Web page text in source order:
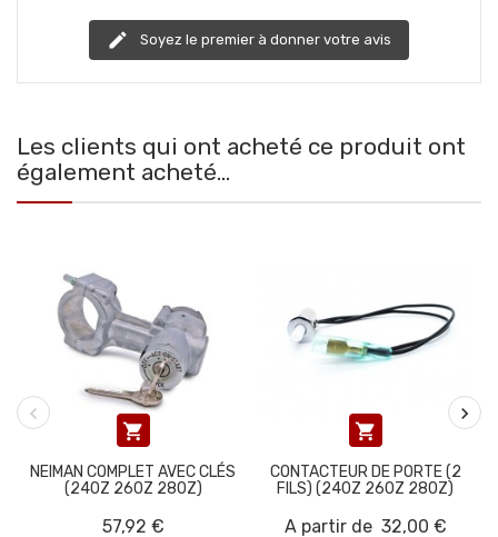
edit Soyez le premier à donner votre avis
Les clients qui ont acheté ce produit ont
également acheté...

NEIMAN COMPLET AVEC CLÉS
(240Z 260Z 280Z)
57,92 €

CONTACTEUR DE PORTE (2
FILS) (240Z 260Z 280Z)
A partir de 32,00 €